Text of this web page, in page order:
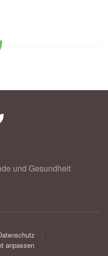
und Gesundheit
anpassen